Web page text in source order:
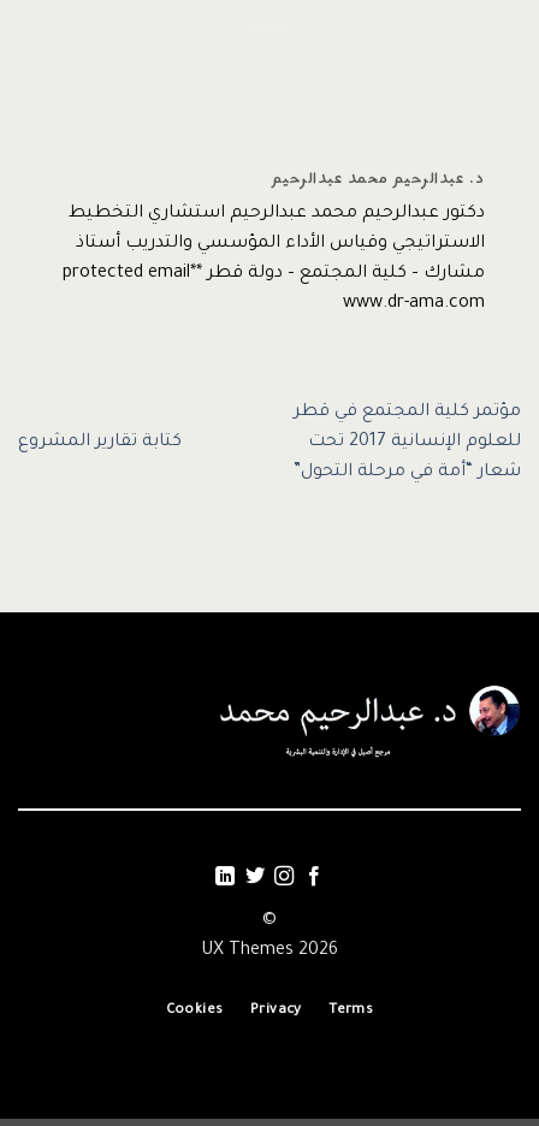
د. عبدالرحيم محمد عبدالرحيم
دكتور عبدالرحيم محمد عبدالرحيم استشاري التخطيط
الاستراتيجي وقياس الأداء المؤسسي والتدريب أستاذ
مشارك – كلية المجتمع – دولة قطر *protected email*
www.dr-ama.com
مؤتمر كلية المجتمع في قطر
للعلوم الإنسانية 2017 تحت
شعار “أمة في مرحلة التحول”
كتابة تقارير المشروع
©
2026 UX Themes
Terms
Privacy
Cookies